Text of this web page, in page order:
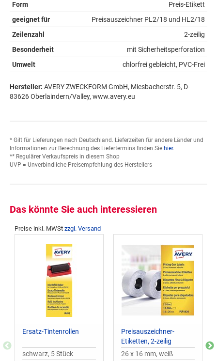
Form
Preis-Etikett
geeignet für
Preisauszeichner PL2/18 und HL2/18
Zeilenzahl
2-zeilig
Besonderheit
mit Sicherheitsperforation
Umwelt
chlorfrei gebleicht, PVC-Frei
Hersteller: AVERY ZWECKFORM GmbH, Miesbacherstr. 5, D-
83626 Oberlaindern/Valley, www.avery.eu
* Gilt für Lieferungen nach Deutschland. Lieferzeiten für andere Länder und
Informationen zur Berechnung des Liefertermins finden Sie hier.
** Regulärer Verkaufspreis in diesem Shop
UVP = Unverbindliche Preisempfehlung des Herstellers
Das könnte Sie auch interessieren
Preise inkl. MWSt zzgl. Versand
Ersatz-Tintenrollen
schwarz, 5 Stück
Preisauszeichner-
Etiketten, 2-zeilig
26 x 16 mm, weiß